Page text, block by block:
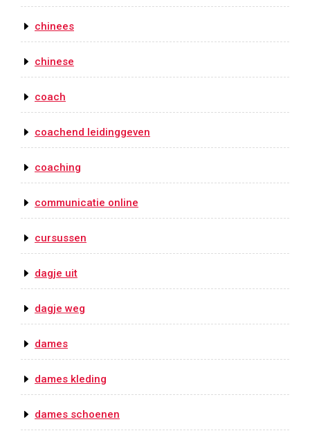
chinees
chinese
coach
coachend leidinggeven
coaching
communicatie online
cursussen
dagje uit
dagje weg
dames
dames kleding
dames schoenen